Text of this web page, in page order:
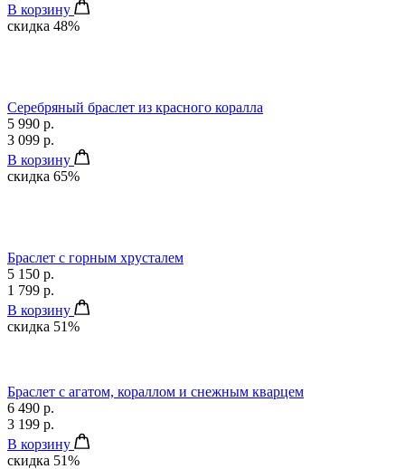
В корзину
скидка 48%
Серебряный браслет из красного коралла
5 990 р.
3 099 р.
В корзину
скидка 65%
Браслет с горным хрусталем
5 150 р.
1 799 р.
В корзину
скидка 51%
Браслет с агатом, кораллом и снежным кварцем
6 490 р.
3 199 р.
В корзину
скидка 51%